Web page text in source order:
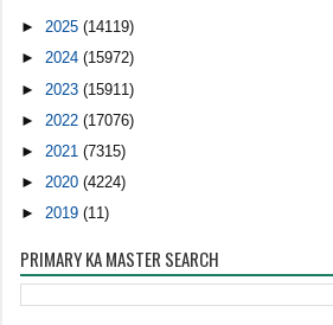
►2025(14119)
►2024(15972)
► 2023(15911)
► 2022(17076)
► 2021(7315)
►2020(4224)
►2019(11)
PRIMARY KA MASTER SEARCH